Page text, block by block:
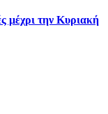
μέχρι την Κυριακή